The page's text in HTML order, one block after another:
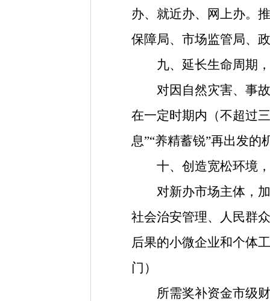
办、就近办、网上办。
保障局、市场监管局、
九、延长生命周期
对因自然灾害、事故
在一定时期内（不超过
息”“养精蓄锐”再出发的
十、创造宽松环境
对新办市场主体，加
社会治安管理、人民群
后果的小微企业和个体
门）
所需奖补资金市级财